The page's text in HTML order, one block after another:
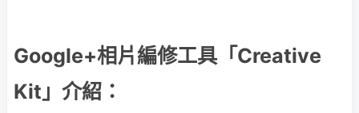
Google+相片編修工具「Creative
Kit」介紹：